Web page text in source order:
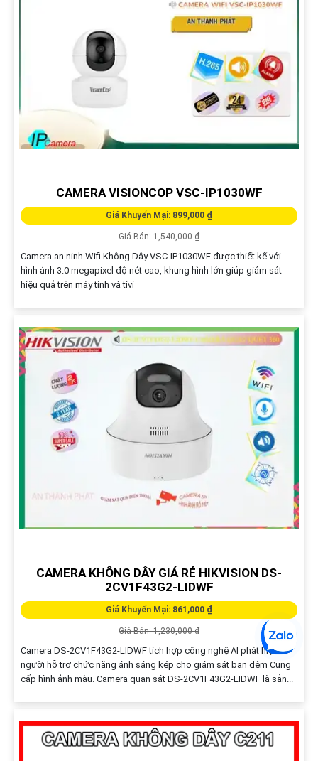
CAMERA VISIONCOP VSC-IP1030WF
Giá Khuyến Mại: 899,000 ₫
Giá Bán: 1,540,000 ₫
Camera an ninh Wifi Không Dây VSC-IP1030WF được thiết kế với
hình ảnh 3.0 megapixel độ nét cao, khung hình lớn giúp giám sát
hiệu quả trên máy tính và tivi
CAMERA KHÔNG DÂY GIÁ RẺ HIKVISION DS-
2CV1F43G2-LIDWF
Giá Khuyến Mại: 861,000 ₫
Giá Bán: 1,230,000 ₫
Camera DS-2CV1F43G2-LIDWF tích hợp công nghệ AI phát hiện
người hỗ trợ chức năng ánh sáng kép cho giám sát ban đêm Cung
cấp hình ảnh màu. Camera quan sát DS-2CV1F43G2-LIDWF là sản...